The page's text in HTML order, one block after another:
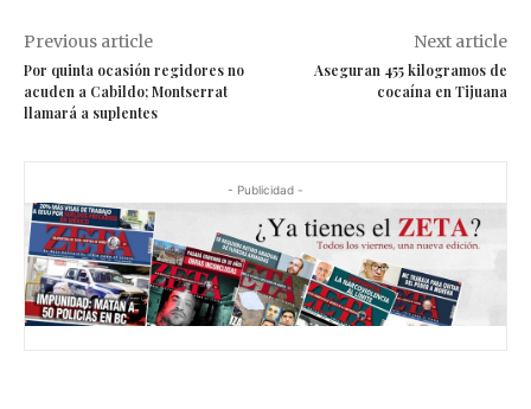
Previous article
Por quinta ocasión regidores no
acuden a Cabildo; Montserrat
llamará a suplentes
Next article
Aseguran 455 kilogramos de
cocaína en Tijuana
- Publicidad -